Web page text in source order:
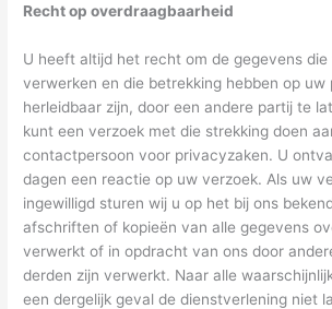
Recht op overdraagbaarheid
U heeft altijd het recht om de gegevens die
verwerken en die betrekking hebben op uw
herleidbaar zijn, door een andere partij te
kunt een verzoek met die strekking doen
contactpersoon voor privacyzaken. U
dagen een reactie op uw verzoek. Als uw
ingewilligd sturen wij u op het bij ons
afschriften of kopieën van alle gegevens
verwerkt of in opdracht van ons door
derden zijn verwerkt. Naar alle
een dergelijk geval de dienstverlening niet